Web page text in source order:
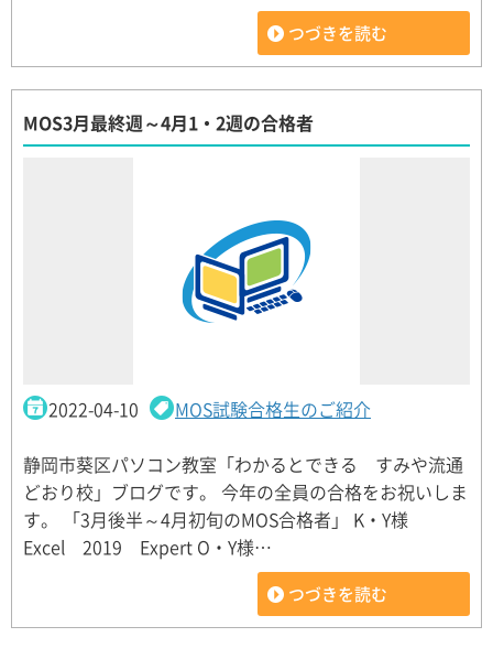
つづきを読む
MOS3月最終週～4月1・2週の合格者
2022-04-10 MOS試験合格生のご紹介
静岡市葵区パソコン教室「わかるとできる すみや流通
どおり校」ブログです。 今年の全員の合格をお祝いしま
す。 「3月後半～4月初旬のMOS合格者」 K・Y様
Excel 2019 Expert O・Y様…
つづきを読む